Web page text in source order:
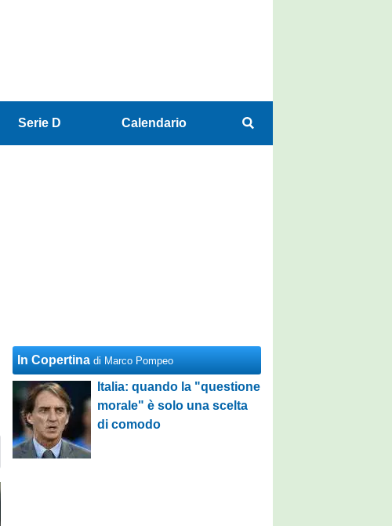
Serie D Calendario
In Copertina di Marco Pompeo
Italia: quando la "questione
morale" è solo una scelta
di comodo